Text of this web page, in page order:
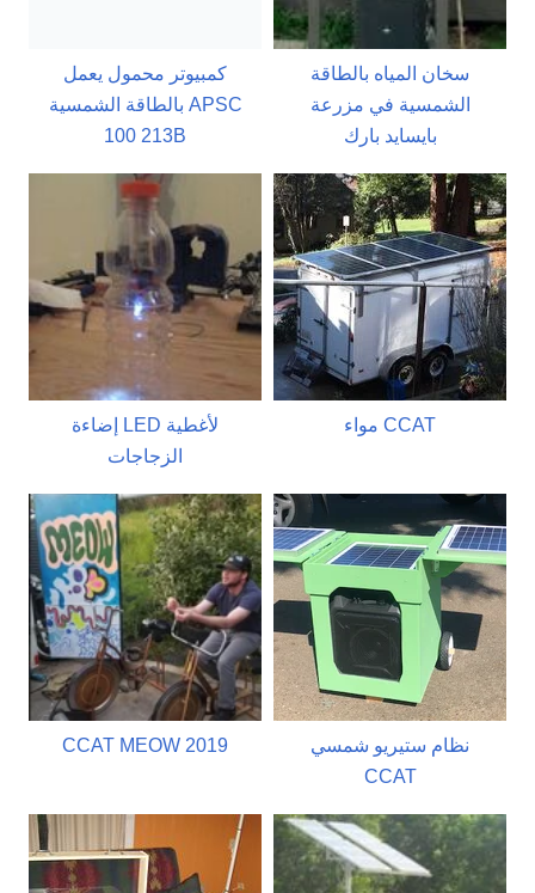
كمبيوتر محمول يعمل
بالطاقة الشمسية APSC
100 213B
سخان المياه بالطاقة
الشمسية في مزرعة
بايسايد بارك
إضاءة LED لأغطية
الزجاجات
مواء CCAT
CCAT MEOW 2019
نظام ستيريو شمسي
CCAT